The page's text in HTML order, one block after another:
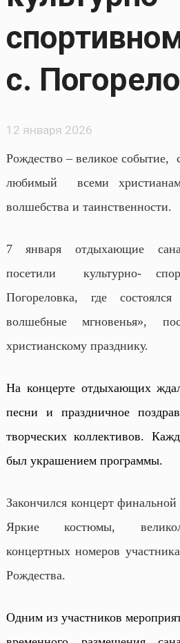
с.
12 января 2026
Рождество – великое
любимый всеми
волшебства и таинственности.
7 января отдыхающие
посетили культурно-
Погореловка, где
волшебные мгновенья»,
христианскому празднику.
На концерте отдыхающих
песни и праздничное
творческих коллективов.
был украшением программы.
Закончился концерт
Яркие костюмы,
концертных номеров
Рождества.
Одним из участников